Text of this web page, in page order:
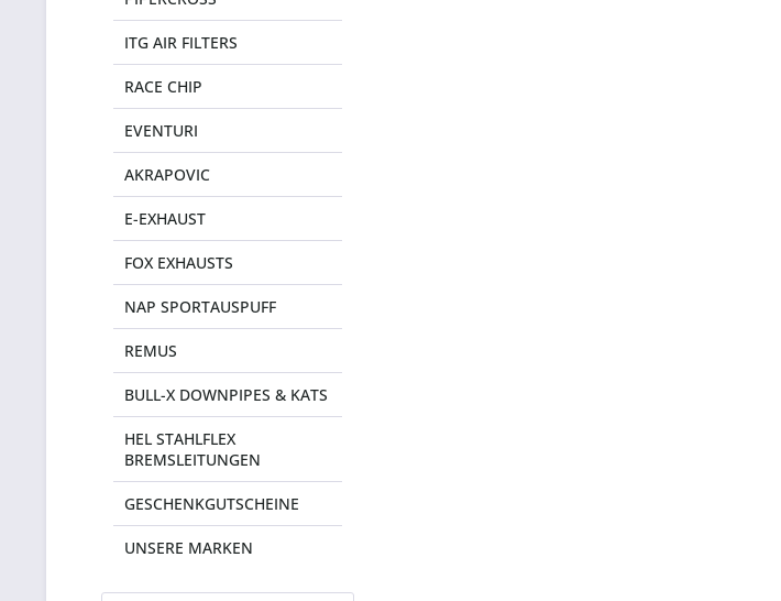
ITG AIR FILTERS
RACE CHIP
EVENTURI
AKRAPOVIC
E-EXHAUST
FOX EXHAUSTS
NAP SPORTAUSPUFF
REMUS
BULL-X DOWNPIPES & KATS
HEL STAHLFLEX
BREMSLEITUNGEN
GESCHENKGUTSCHEINE
UNSERE MARKEN